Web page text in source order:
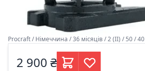
Procraft / Німеччина / 36 місяців / 2 (II) / 50 / 40
2 900 ₴